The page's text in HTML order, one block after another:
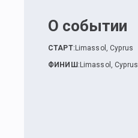
О событии
СТАРТ: Limassol, Cyprus
ФИНИШ : Limassol, Cyprus